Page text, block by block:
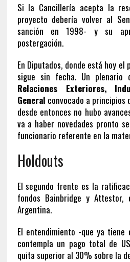
Si la Cancillería acepta la
proyecto debería volver al
sanción en 1998- y su
postergación.
En Diputados, donde está hoy
sigue sin fecha. Un plenario
Relaciones Exteriores,
General convocado a principios
desde entonces no hubo
va a haber novedades pronto
funcionario referente en la
Holdouts
El segundo frente es la
fondos Bainbridge y
Argentina.
El entendimiento -que ya tiene
contempla un pago total de
quita superior al 30% sobre la